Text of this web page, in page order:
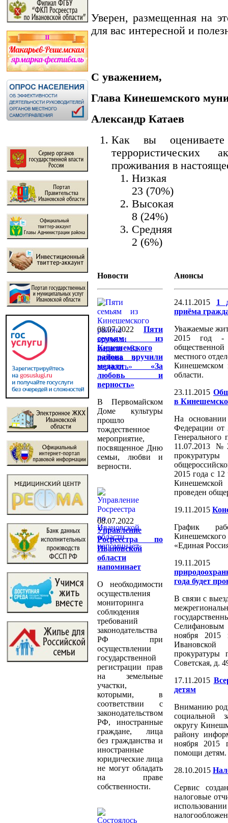
Уверен, размещенная на
для вас интересной и
С уважением,
Глава Кинешемского
Александр Катаев
Как вы оцениваете
проживания в
Низкая
23 (70%)
Высокая
8 (24%)
Средняя
2 (6%)
Новости
08.07.2022
Пяти
семьям из
Кинешемского
района вручили
медали «За
любовь и
верность»
В Первомайском
Доме культуры
прошло
тождественное
мероприятие,
посвященное Дню
семьи, любви и
верности.
08.07.2022
Управление
Росреестра по
Ивановской
области
напоминает
О необходимости
осуществления
мониторинга
соблюдения
требований
законодательства
РФ при
осуществлении
государственной
регистрации прав
на земельные
участки,
которыми, в
соответствии с
законодательством
РФ, иностранные
граждане, лица
без гражданства и
иностранные
юридические лица
не могут обладать
на праве
собственности.
Анонсы
24.11.2015
1
приёма
Уважаемые
2015 год -
местного
Кинешемском
области.
23.11.2015
в
На основании
Федерации
Генерального
11.07.2013
2015 года с
проведен
19.11.2015
График
«Единая
19.11.2015
года будет
В связи с
ноября
Ивановской
прокуратуры
Советская, д.
17.11.2015
детям
Вниманию
социальной
округу
району
ноября 2015
помощи детям.
28.10.2015
Сервис
налоговые